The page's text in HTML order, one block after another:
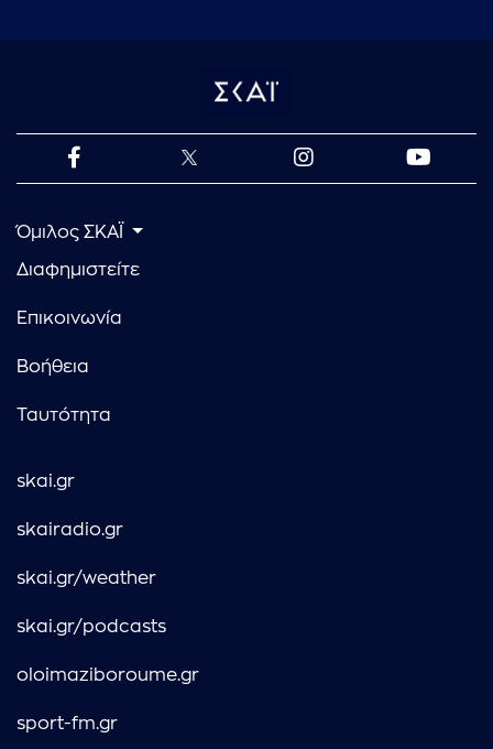
Όμιλος ΣΚΑΪ
Διαφημιστείτε
Επικοινωνία
Βοήθεια
Ταυτότητα
skai.gr
skairadio.gr
skai.gr/weather
skai.gr/podcasts
oloimaziboroume.gr
sport-fm.gr